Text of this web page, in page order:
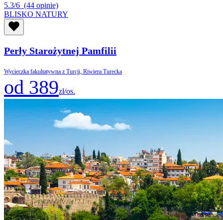
5.3/6 (44 opinie)
BLISKO NATURY
Perły Starożytnej Pamfilii
Wycieczka fakultatywna z Turcji, Riwiera Turecka
od 389zł/os.